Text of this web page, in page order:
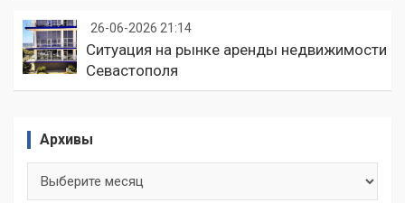
26-06-2026 21:14
Ситуация на рынке аренды недвижимости
Севастополя
Архивы